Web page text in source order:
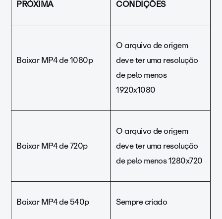
PRÓXIMA CONDIÇÕES
Baixar MP4 de 1080p
O arquivo de origem
deve ter uma resolução
de pelo menos
1920x1080
Baixar MP4 de 720p
O arquivo de origem
deve ter uma resolução
de pelo menos 1280x720
Baixar MP4 de 540p Sempre criado